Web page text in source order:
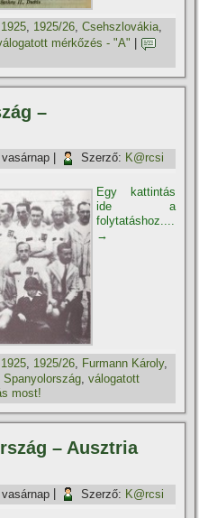
1925, 1925/26,Csehszlovákia,
mérkőzés - "A"
–
Szerző: K@rcsi
Egy kattintás
ide a
folytatáshoz....
→
1925 1925/26 Furmann Károly,
Spanyolország,válogatott
most!
– Ausztria
Szerző: K@rcsi